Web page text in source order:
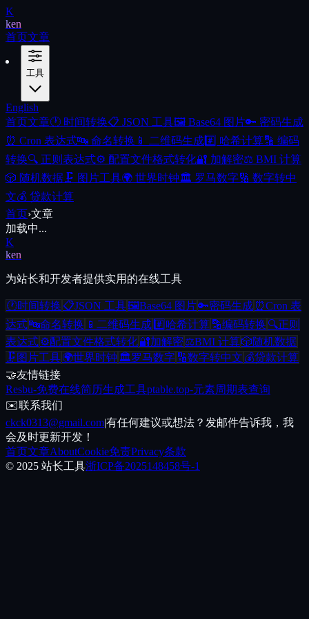
K
ken
首页文章
工具
English
首页文章🕐 时间转换📋 JSON 工具🖼️ Base64 图片🔑 密码生成
⏰ Cron 表达式🔤 命名转换 📱 二维码生成#️⃣ 哈希计算🔡 编码
转换🔍 正则表达式⚙️ 配置文件格式转化🔐 加解密⚖️ BMI 计算
🎲 随机数据 🗜️ 图片工具🌍 世界时钟🏛️ 罗马数字🔢 数字转中
文💰 贷款计算
首页›文章
加载中...
K
ken
为站长和开发者提供实用的在线工具
🕐时间转换 📋JSON 工具🖼️Base64 图片🔑密码生成 ⏰Cron 表
达式🔤命名转换 📱 二维码生成 #️⃣ 哈希计算 🔡编码转换 🔍正则
表达式⚙️配置文件格式转化🔐加解密⚖️BMI 计算🎲随机数据
🗜️ 图片工具🌍世界时钟 🏛️罗马数字 🔢数字转中文 💰贷款计算
🤝友情链接
Resbu-免费在线简历生成工具ptable.top-元素周期表查询
✉️联系我们
ckck0313@gmail.com|有任何建议或想法？发邮件告诉我，我
会及时更新开发！
首页文章AboutCookie免责Privacy条款
© 2025 站长工具浙ICP备2025148458号-1